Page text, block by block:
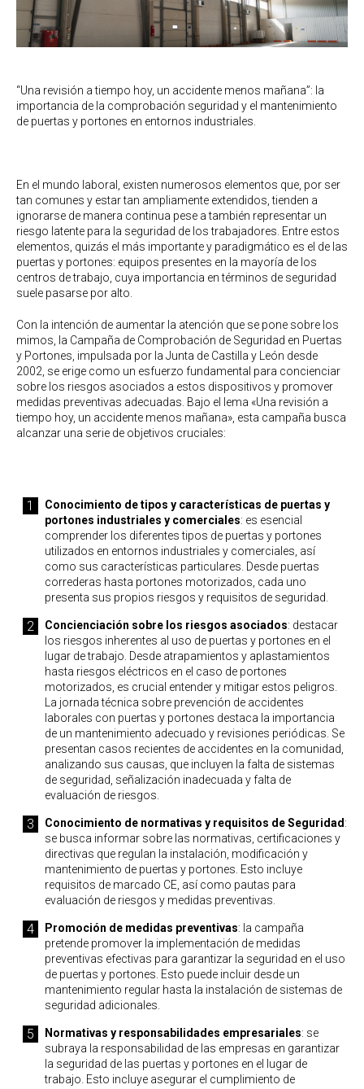
“Una revisión a tiempo hoy, un accidente menos mañana”: la
importancia de la comprobación seguridad y el mantenimiento
de puertas y portones en entornos industriales.
En el mundo laboral, existen numerosos elementos que, por ser
tan comunes y estar tan ampliamente extendidos, tienden a
ignorarse de manera continua pese a también representar un
riesgo latente para la seguridad de los trabajadores. Entre estos
elementos, quizás el más importante y paradigmático es el de las
puertas y portones: equipos presentes en la mayoría de los
centros de trabajo, cuya importancia en términos de seguridad
suele pasarse por alto.
Con la intención de aumentar la atención que se pone sobre los
mimos, la Campaña de Comprobación de Seguridad en Puertas
y Portones, impulsada por la Junta de Castilla y León desde
2002, se erige como un esfuerzo fundamental para concienciar
sobre los riesgos asociados a estos dispositivos y promover
medidas preventivas adecuadas. Bajo el lema «Una revisión a
tiempo hoy, un accidente menos mañana», esta campaña busca
alcanzar una serie de objetivos cruciales:
Conocimiento de tipos y características de puertas y
portones industriales y comerciales: es esencial
comprender los diferentes tipos de puertas y portones
utilizados en entornos industriales y comerciales, así
como sus características particulares. Desde puertas
correderas hasta portones motorizados, cada uno
presenta sus propios riesgos y requisitos de seguridad.
Concienciación sobre los riesgos asociados: destacar
los riesgos inherentes al uso de puertas y portones en el
lugar de trabajo. Desde atrapamientos y aplastamientos
hasta riesgos eléctricos en el caso de portones
motorizados, es crucial entender y mitigar estos peligros.
La jornada técnica sobre prevención de accidentes
laborales con puertas y portones destaca la importancia
de un mantenimiento adecuado y revisiones periódicas. Se
presentan casos recientes de accidentes en la comunidad,
analizando sus causas, que incluyen la falta de sistemas
de seguridad, señalización inadecuada y falta de
evaluación de riesgos.
Conocimiento de normativas y requisitos de Seguridad:
se busca informar sobre las normativas, certificaciones y
directivas que regulan la instalación, modificación y
mantenimiento de puertas y portones. Esto incluye
requisitos de marcado CE, así como pautas para
evaluación de riesgos y medidas preventivas.
Promoción de medidas preventivas: la campaña
pretende promover la implementación de medidas
preventivas efectivas para garantizar la seguridad en el uso
de puertas y portones. Esto puede incluir desde un
mantenimiento regular hasta la instalación de sistemas de
seguridad adicionales.
Normativas y responsabilidades empresariales: se
subraya la responsabilidad de las empresas en garantizar
la seguridad de las puertas y portones en el lugar de
trabajo. Esto incluye asegurar el cumplimiento de